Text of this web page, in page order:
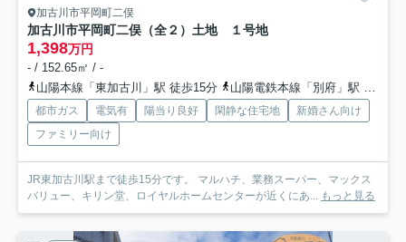
加古川市平岡町二俣
加古川市平岡町二俣（全２）土地 １号地
1,398万円
- / 152.65㎡ / -
山陽本線「東加古川」駅 徒歩15分
山陽電鉄本線「別府」駅 徒歩25分
都市ガス 電気有 陽当り良好 閑静な住宅地
新婚さん向け
ファミリー向け
JR東加古川駅まで徒歩15分です。 マルハチ、業務スーパー、マックス
バリュー、キリン堂、ロイヤルホームセンターが近くにあ...
もっと見る